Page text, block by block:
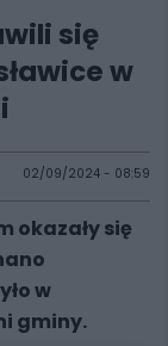
się
w
02/09/2024 - 08:59
okazały się
w
gminy.